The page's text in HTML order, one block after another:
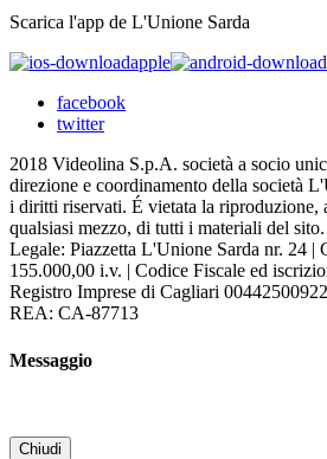
Scarica l'app de L'Unione Sarda
apple
facebook
twitter
2018 Videolina S.p.A. società a socio
direzione e coordinamento della società
i diritti riservati. É vietata la riproduzione,
qualsiasi mezzo, di tutti i materiali del
Legale: Piazzetta L'Unione Sarda nr. 24 |
155.000,00 i.v. | Codice Fiscale ed
Registro Imprese di Cagliari
REA: CA-87713
Messaggio
Chiudi